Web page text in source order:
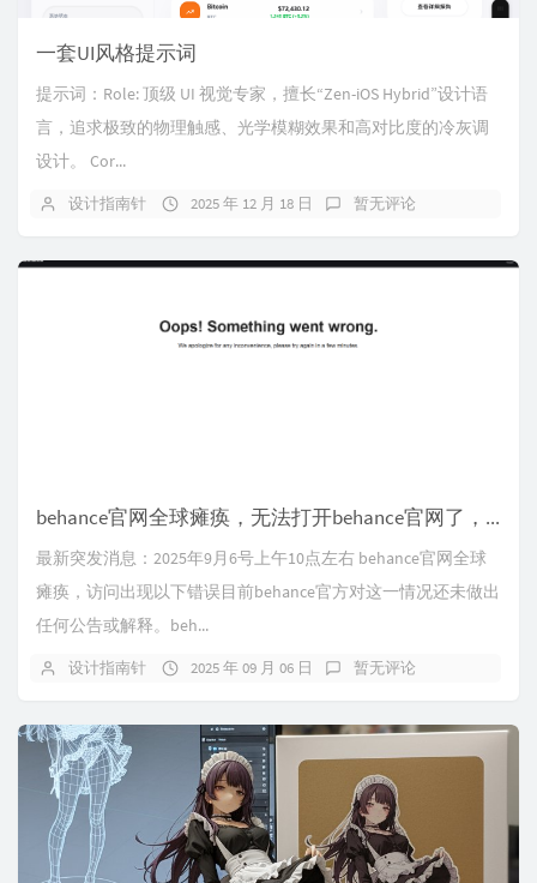
一套UI风格提示词
提示词：Role: 顶级 UI 视觉专家，擅长“Zen-iOS Hybrid”设计语
言，追求极致的物理触感、光学模糊效果和高对比度的冷灰调
设计。 Cor...
设计指南针 2025 年 12 月 18 日 暂无评论
behance官网全球瘫痪，无法打开behance官网了，behance账号无法登录。
最新突发消息：2025年9月6号上午10点左右 behance官网全球
瘫痪，访问出现以下错误目前behance官方对这一情况还未做出
任何公告或解释。beh...
设计指南针 2025 年 09 月 06 日 暂无评论